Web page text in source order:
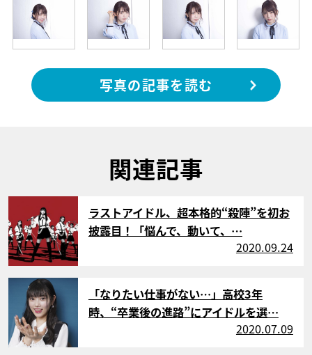
写真の記事を読む
関連記事
ラストアイドル、超本格的“殺陣”を初お
披露目！「悩んで、動いて、…
2020.09.24
サムネイル
「なりたい仕事がない…」高校3年
時、“卒業後の進路”にアイドルを選…
2020.07.09